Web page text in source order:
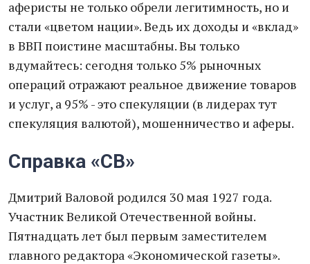
аферисты не только обрели легитимность, но и
стали «цветом нации». Ведь их доходы и «вклад»
в ВВП поистине масштабны. Вы только
вдумайтесь: сегодня только 5% рыночных
операций отражают реальное движение товаров
и услуг, а 95% - это спекуляции (в лидерах тут
спекуляция валютой), мошенничество и аферы.
Справка «СВ»
Дмитрий Валовой родился 30 мая 1927 года.
Участник Великой Отечественной войны.
Пятнадцать лет был первым заместителем
главного редактора «Экономической газеты».